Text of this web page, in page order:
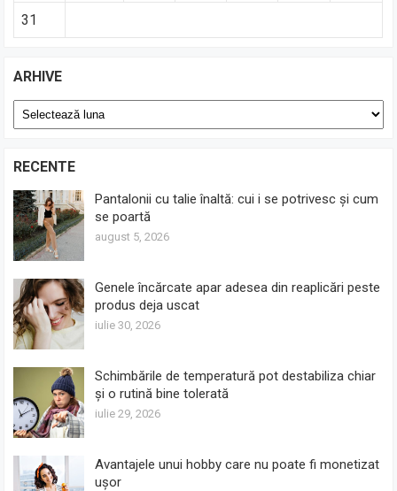
31
ARHIVE
Arhive
RECENTE
Pantalonii cu talie înaltă: cui i se potrivesc și cum
se poartă
august 5, 2026
Genele încărcate apar adesea din reaplicări peste
produs deja uscat
iulie 30, 2026
Schimbările de temperatură pot destabiliza chiar
și o rutină bine tolerată
iulie 29, 2026
Avantajele unui hobby care nu poate fi monetizat
ușor